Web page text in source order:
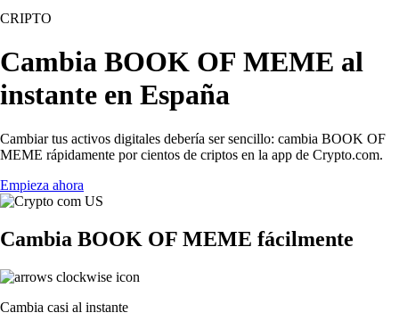
CRIPTO
Cambia BOOK OF MEME al
instante en España
Cambiar tus activos digitales debería ser sencillo: cambia BOOK OF
MEME rápidamente por cientos de criptos en la app de Crypto.com.
Empieza ahora
Cambia BOOK OF MEME fácilmente
Cambia casi al instante